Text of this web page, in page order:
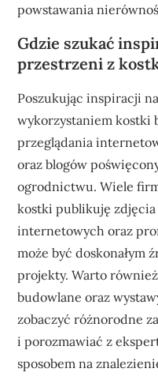
powstawania
Gdzie szukać
przestrzeni z
Poszukując inspiracji
wykorzystaniem kostki
przeglądania
oraz blogów
ogrodnictwu. Wiele
kostki publikuję
internetowych oraz
może być doskonałym
projekty. Warto
budowlane oraz
zobaczyć różnorodne
i porozmawiać z
sposobem na